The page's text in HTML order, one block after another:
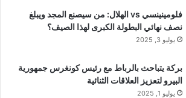
فلومينينسي vs الهلال: من سيصنع المجد ويبلغ
نصف نهائي البطولة الكبرى لهذا الصيف؟
يوليو 3, 2025
بركة يتباحث بالرباط مع رئيس كونغرس جمهورية
البيرو لتعزيز العلاقات الثنائية
يوليو 1, 2025